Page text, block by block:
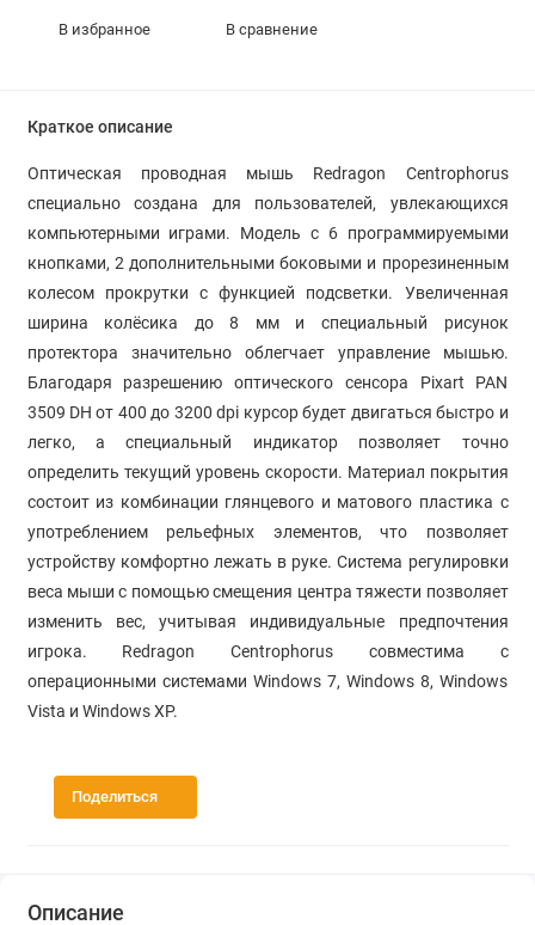
В избранное В сравнение
Краткое описание
Оптическая проводная мышь Redragon Centrophorus
специально создана для пользователей, увлекающихся
компьютерными играми. Модель с 6 программируемыми
кнопками, 2 дополнительными боковыми и прорезиненным
колесом прокрутки с функцией подсветки. Увеличенная
ширина колёсика до 8 мм и специальный рисунок
протектора значительно облегчает управление мышью.
Благодаря разрешению оптического сенсора Pixart PAN
3509 DH от 400 до 3200 dpi курсор будет двигаться быстро и
легко, а специальный индикатор позволяет точно
определить текущий уровень скорости. Материал покрытия
состоит из комбинации глянцевого и матового пластика с
употреблением рельефных элементов, что позволяет
устройству комфортно лежать в руке. Система регулировки
веса мыши с помощью смещения центра тяжести позволяет
изменить вес, учитывая индивидуальные предпочтения
игрока. Redragon Centrophorus совместима с
операционными системами Windows 7, Windows 8, Windows
Vista и Windows XP.
Поделиться
Описание